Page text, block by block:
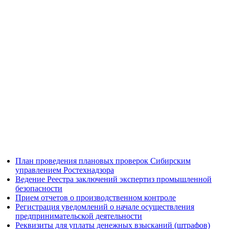
План проведения плановых проверок Сибирским
управлением Ростехнадзора
Ведение Реестра заключений экспертиз промышленной
безопасности
Прием отчетов о производственном контроле
Регистрация уведомлений о начале осуществления
предпринимательской деятельности
Реквизиты для уплаты денежных взысканий (штрафов)